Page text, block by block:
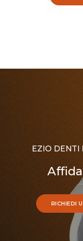
EZIO DENTI
RICHIEDI